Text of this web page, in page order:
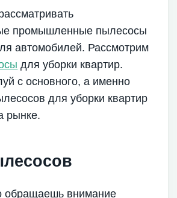
промышленные пылесосы
автомобилей. Рассмотрим
для уборки квартир.
с основного, а именно
для уборки квартир
рынке.
обращаешь внимание